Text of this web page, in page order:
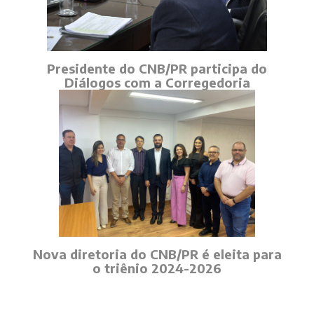
Presidente do CNB/PR participa do
Diálogos com a Corregedoria
Nova diretoria do CNB/PR é eleita para
o triênio 2024-2026